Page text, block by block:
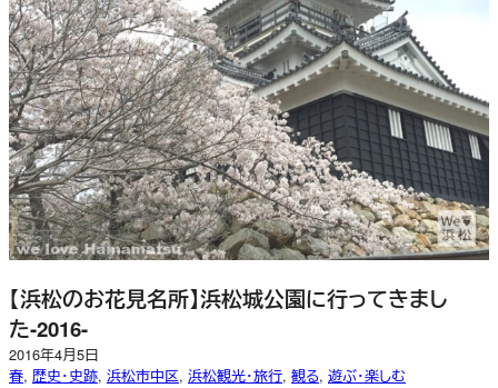
【浜松のお花見名所】浜松城公園に行ってきまし
た-2016-
2016年4月5日
春, 歴史・史跡, 浜松市中区, 浜松観光・旅行, 観る, 遊ぶ・楽しむ